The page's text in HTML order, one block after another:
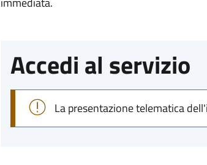
Accedi al servizio
La presentazione telematica